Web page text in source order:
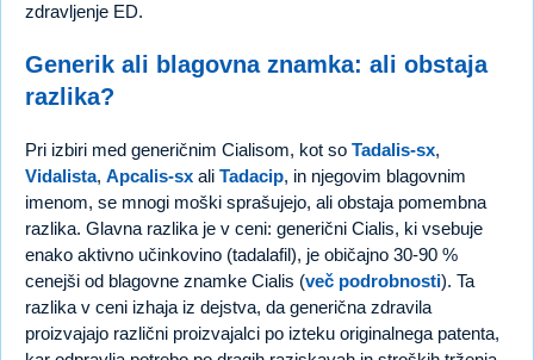
zdravljenje ED.
Generik ali blagovna znamka: ali obstaja
razlika?
Pri izbiri med generičnim Cialisom, kot so Tadalis-sx,
Vidalista, Apcalis-sx ali Tadacip, in njegovim blagovnim
imenom, se mnogi moški sprašujejo, ali obstaja pomembna
razlika. Glavna razlika je v ceni: generični Cialis, ki vsebuje
enako aktivno učinkovino (tadalafil), je običajno 30-90 %
cenejši od blagovne znamke Cialis (več podrobnosti). Ta
razlika v ceni izhaja iz dejstva, da generična zdravila
proizvajajo različni proizvajalci po izteku originalnega patenta,